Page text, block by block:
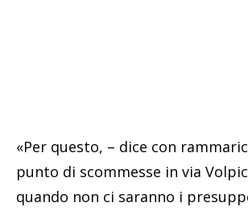
«Per questo, – dice con
punto di scommesse in via
quando non ci saranno i